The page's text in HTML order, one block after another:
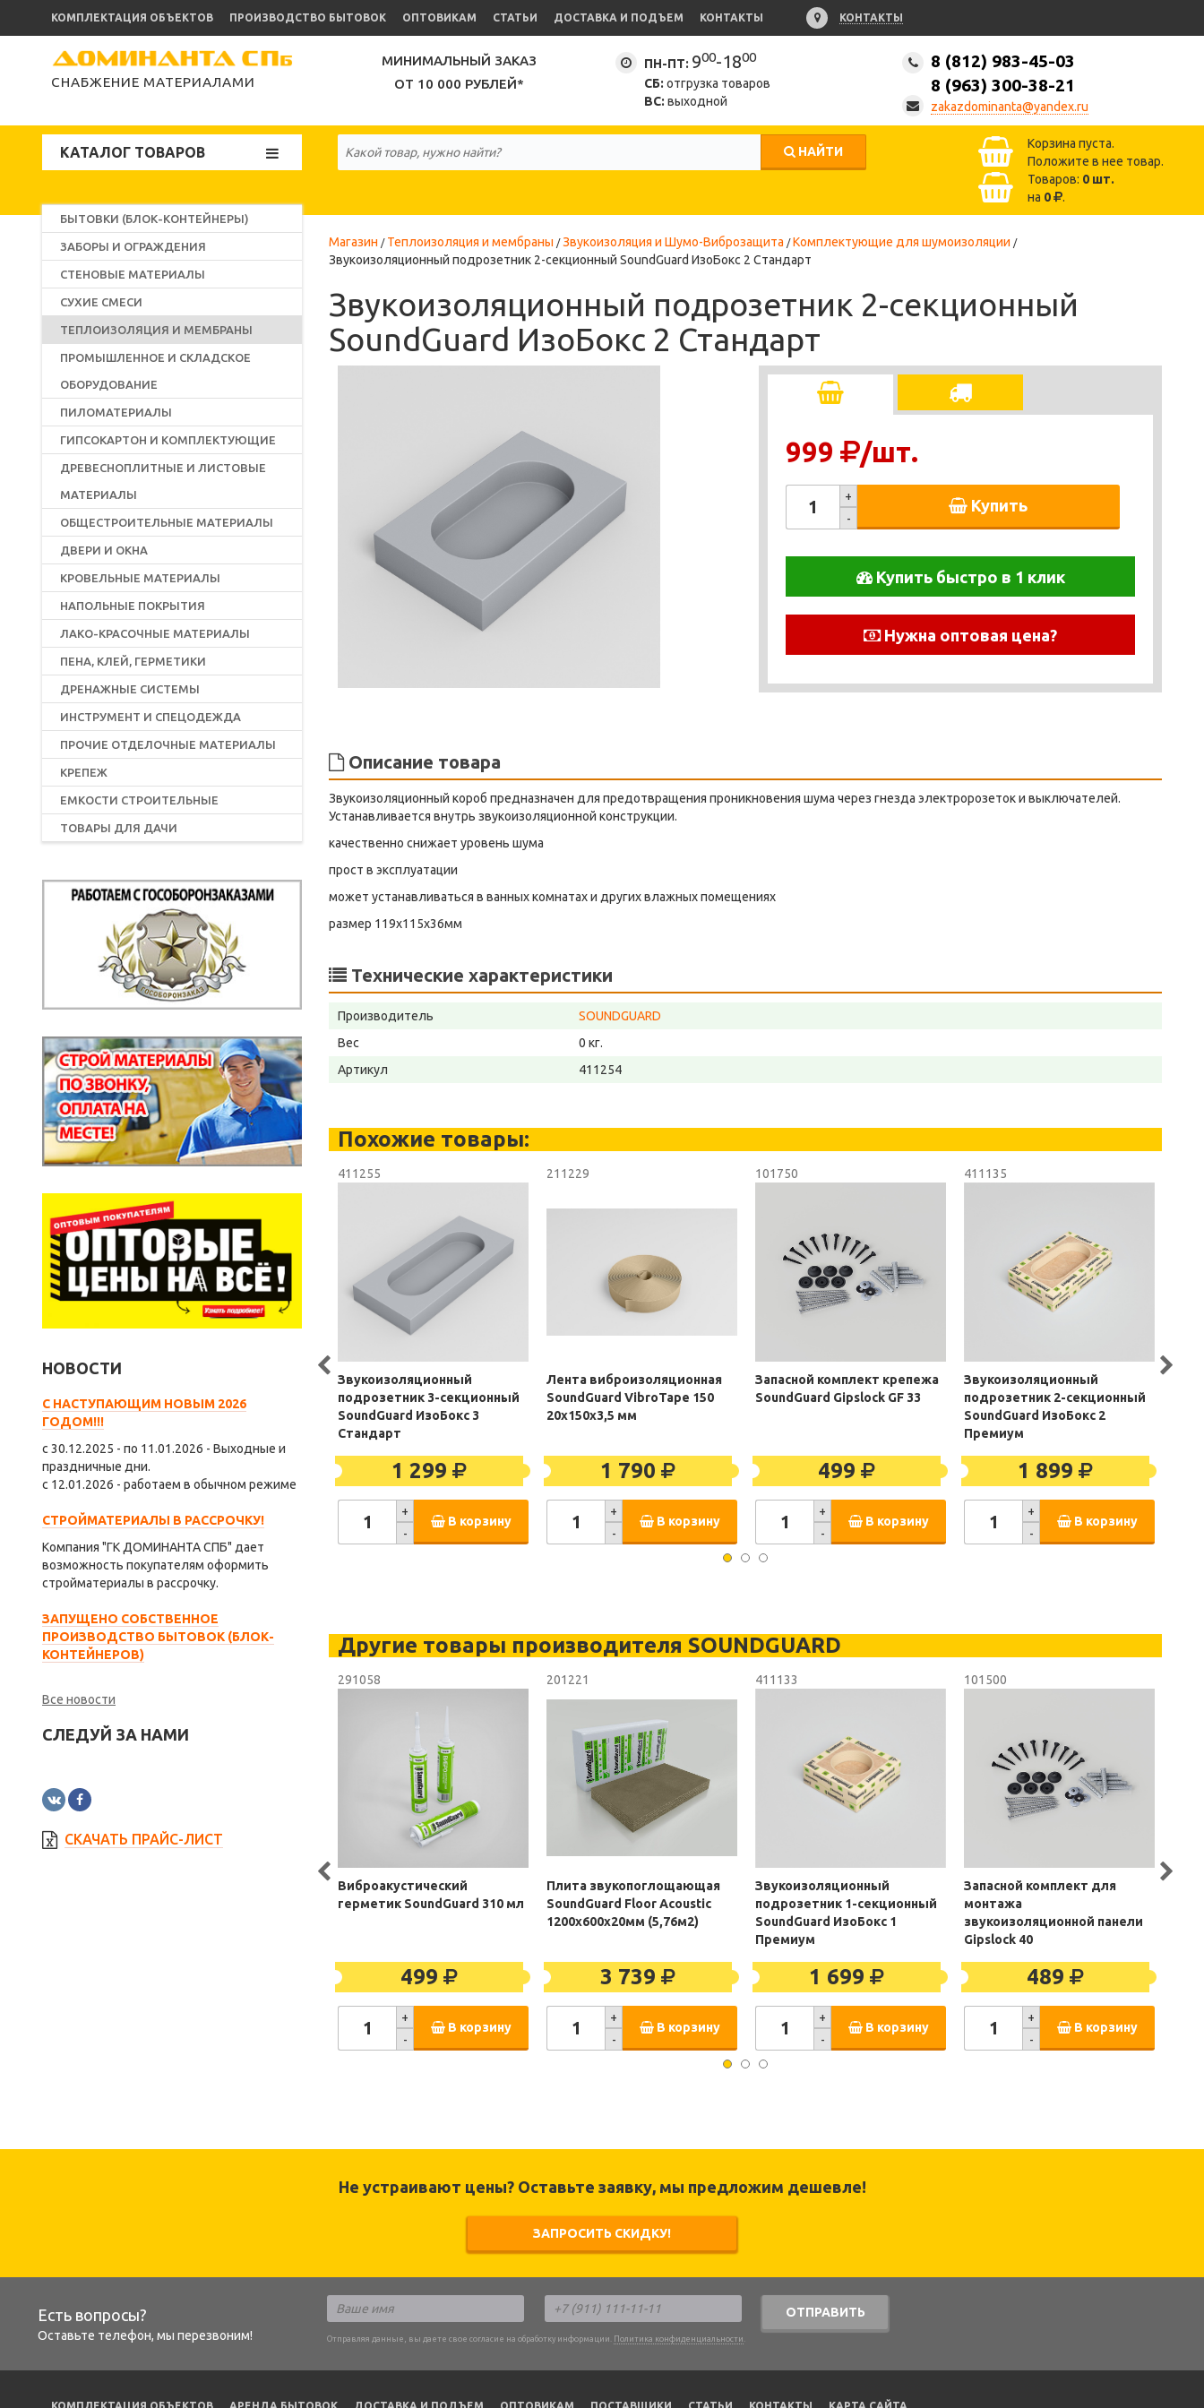
КОМПЛЕКТАЦИЯ ОБЪЕКТОВ ПРОИЗВОДСТВО БЫТОВОК ОПТОВИКАМ СТАТЬИ ДОСТАВКА И ПОДЪЕМ КОНТАКТЫ КОНТАКТЫ
СНАБЖЕНИЕ МАТЕРИАЛАМИ
МИНИМАЛЬНЫЙ ЗАКАЗ
ОТ 10 000 РУБЛЕЙ*
ПН-ПТ: 900-1800
СБ: отгрузка товаров
ВС: выходной
8 (812) 983-45-03
8 (963) 300-38-21
zakazdominanta@yandex.ru
КАТАЛОГ ТОВАРОВ НАЙТИ
Корзина пуста.
Положите в нее товар.
Товаров: 0 шт.
на 0 .
БЫТОВКИ (БЛОК-КОНТЕЙНЕРЫ)
ЗАБОРЫ И ОГРАЖДЕНИЯ
СТЕНОВЫЕ МАТЕРИАЛЫ
СУХИЕ СМЕСИ
ТЕПЛОИЗОЛЯЦИЯ И МЕМБРАНЫ
ПРОМЫШЛЕННОЕ И СКЛАДСКОЕ
ОБОРУДОВАНИЕ
ПИЛОМАТЕРИАЛЫ
ГИПСОКАРТОН И КОМПЛЕКТУЮЩИЕ
ДРЕВЕСНОПЛИТНЫЕ И ЛИСТОВЫЕ
МАТЕРИАЛЫ
ОБЩЕСТРОИТЕЛЬНЫЕ МАТЕРИАЛЫ
ДВЕРИ И ОКНА
КРОВЕЛЬНЫЕ МАТЕРИАЛЫ
НАПОЛЬНЫЕ ПОКРЫТИЯ
ЛАКО-КРАСОЧНЫЕ МАТЕРИАЛЫ
ПЕНА, КЛЕЙ, ГЕРМЕТИКИ
ДРЕНАЖНЫЕ СИСТЕМЫ
ИНСТРУМЕНТ И СПЕЦОДЕЖДА
ПРОЧИЕ ОТДЕЛОЧНЫЕ МАТЕРИАЛЫ
КРЕПЕЖ
ЕМКОСТИ СТРОИТЕЛЬНЫЕ
ТОВАРЫ ДЛЯ ДАЧИ
НОВОСТИ
С НАСТУПАЮЩИМ НОВЫМ 2026
ГОДОМ!!!
с 30.12.2025 - по 11.01.2026 - Выходные и
праздничные дни.
с 12.01.2026 - работаем в обычном режиме
СТРОЙМАТЕРИАЛЫ В РАССРОЧКУ!
Компания "ГК ДОМИНАНТА СПБ" дает
возможность покупателям оформить
стройматериалы в рассрочку.
ЗАПУЩЕНО СОБСТВЕННОЕ
ПРОИЗВОДСТВО БЫТОВОК (БЛОК-
КОНТЕЙНЕРОВ)
Все новости
СЛЕДУЙ ЗА НАМИ
СКАЧАТЬ ПРАЙС-ЛИСТ
Магазин Теплоизоляция и мембраны Звукоизоляция и Шумо-Виброзащита
Комплектующие для шумоизоляции
Звукоизоляционный подрозетник 2-секционный SoundGuard ИзоБокс 2 Стандарт
Звукоизоляционный подрозетник 2-секционный
SoundGuard ИзоБокс 2 Стандарт
999 /шт.
+
-
Купить
Купить быстро в 1 клик
Нужна оптовая цена?
Описание товара
Звукоизоляционный короб предназначен для предотвращения проникновения шума через гнезда электророзеток и выключателей.
Устанавливается внутрь звукоизоляционной конструкции.
качественно снижает уровень шума
прост в эксплуатации
может устанавливаться в ванных комнатах и других влажных помещениях
размер 119х115х36мм
Технические характеристики
Производитель
SOUNDGUARD
Вес
0 кг.
Артикул
411254
Похожие товары:
411255
Звукоизоляционный
подрозетник 3-секционный
SoundGuard ИзоБокс 3
Стандарт
1 299
+
-
В корзину
211229
Лента виброизоляционная
SoundGuard VibroTape 150
20х150х3,5 мм
1 790
+
-
В корзину
101750
Запасной комплект крепежа
SoundGuard Gipslock GF 33
499
+
-
В корзину
411135
Звукоизоляционный
подрозетник 2-секционный
SoundGuard ИзоБокс 2
Премиум
1 899
+
-
В корзину
Другие товары производителя SOUNDGUARD
291058
Виброакустический
герметик SoundGuard 310 мл
499
+
-
В корзину
201221
Плита звукопоглощающая
SoundGuard Floor Acoustic
1200х600х20мм (5,76м2)
3 739
+
-
В корзину
411133
Звукоизоляционный
подрозетник 1-секционный
SoundGuard ИзоБокс 1
Премиум
1 699
+
-
В корзину
101500
Запасной комплект для
монтажа
звукоизоляционной панели
Gipslock 40
489
+
-
В корзину
Не устраивают цены? Оставьте заявку, мы предложим дешевле!
ЗАПРОСИТЬ СКИДКУ!
Есть вопросы?
Оставьте телефон, мы перезвоним!
ОТПРАВИТЬ
Отправляя данные, вы даете свое согласие на обработку информации. Политика конфиденциальности .